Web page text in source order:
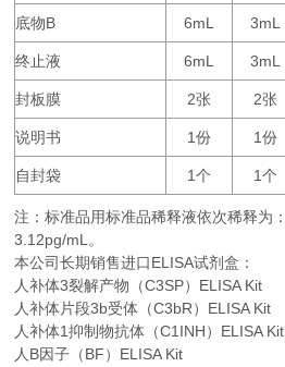
底物B 6mL 3mL
终止液 6mL 3mL
封板膜 2张 2张
说明书 1份 1份
自封袋 1个 1个
注：标准品用标准品稀释液依次稀释为：
3.12pg/mL。
本公司长期销售进口ELISA试剂盒：
人补体3裂解产物（C3SP）ELISA Kit
人补体片段3b受体（C3bR）ELISA Kit
人补体1抑制物抗体（C1INH）ELISA Kit
人B因子（BF）ELISA Kit